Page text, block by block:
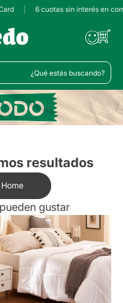
6 cuotas sin interés en
¿Qué estás buscando?
resultados
gustar